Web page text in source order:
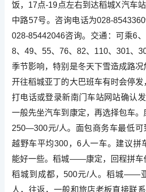
饭，17点-19点左右到达稻城X汽车
中路57号。咨询电话为028-
028-85442046咨询。交通：可乘6
8、49、55、76、82、110、301、
季节影响，特别是冬天下雪造成路况
开往稻城亚丁的大巴班车有时会停
打电话或登录新南门车站网站确认
一般先坐汽车到康定，再选择包车
250―300元/人。面包商务车最低可
越野车平均300，6人一车。建议拼
能好一些。稻城――康定，回程拼车
稻城到成都，500元/人。稻城――
人，往返，一般和旅店老板直接联